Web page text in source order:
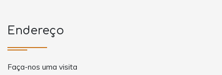
Endereço
Faça-nos uma visita